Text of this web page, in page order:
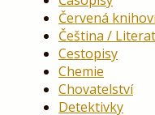
Červená
Čeština /
Cestopisy
Chemie
Chovatelství
Detektivky